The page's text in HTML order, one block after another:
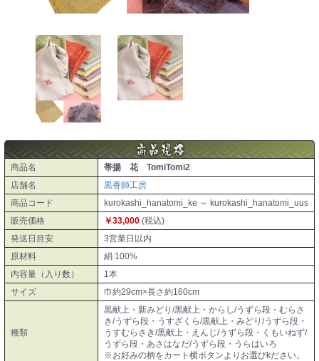
商品名
帯揚 花 TomiTomi2
店舗名
黒香師工房
商品コード
kurokashi_hanatomi_ke ～ kurokashi_hanatomi_uus
販売価格
￥33,000 (税込)
発送日目安
3営業日以内
原材料
絹 100%
内容量（入り数）
1本
サイズ
巾約29cm×長さ約160cm
種類
黒献上・新みどり/黒献上・からし/うずら段・むらさ
き/うずら段・うすざくら/黒献上・みどり/うずら段・
うすむらさき/黒献上・えんじ/うずら段・くもいねず/
うずら段・あさはなだ/うずら段・うらはいろ
※お好みの柄をカート横ボタンよりお選びkださい。